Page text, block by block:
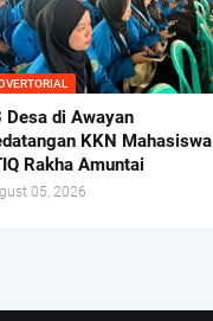
Desa di Awayan
KKN Mahasiswa
Rakha Amuntai
05, 2026